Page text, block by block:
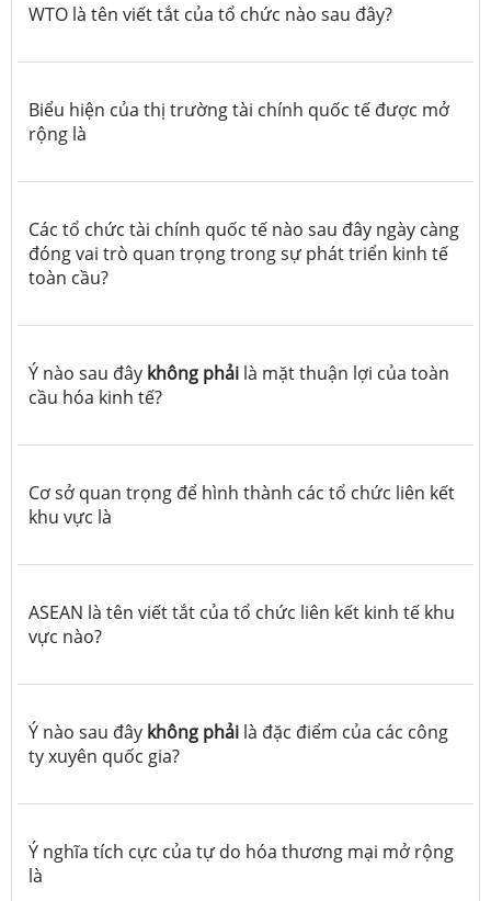
WTO là tên viết tắt của tổ chức nào sau đây?
Biểu hiện của thị trường tài chính quốc tế được mở
rộng là
Các tổ chức tài chính quốc tế nào sau đây ngày càng
đóng vai trò quan trọng trong sự phát triển kinh tế
toàn cầu?
Ý nào sau đây không phải là mặt thuận lợi của toàn
cầu hóa kinh tế?
Cơ sở quan trọng để hình thành các tổ chức liên kết
khu vực là
ASEAN là tên viết tắt của tổ chức liên kết kinh tế khu
vực nào?
Ý nào sau đây không phải là đặc điểm của các công
ty xuyên quốc gia?
Ý nghĩa tích cực của tự do hóa thương mại mở rộng
là